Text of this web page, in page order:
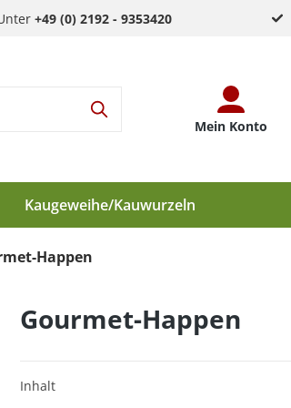
+49 (0) 2192 - 9353420
Mein Konto
Kaugeweihe/Kauwurzeln
Happen
Gourmet-Happen
Inhalt